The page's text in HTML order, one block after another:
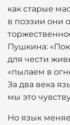
как старые
в поэзии они
Пушкина:
для чести
«пылаем в
За два века
мы это
Но язык